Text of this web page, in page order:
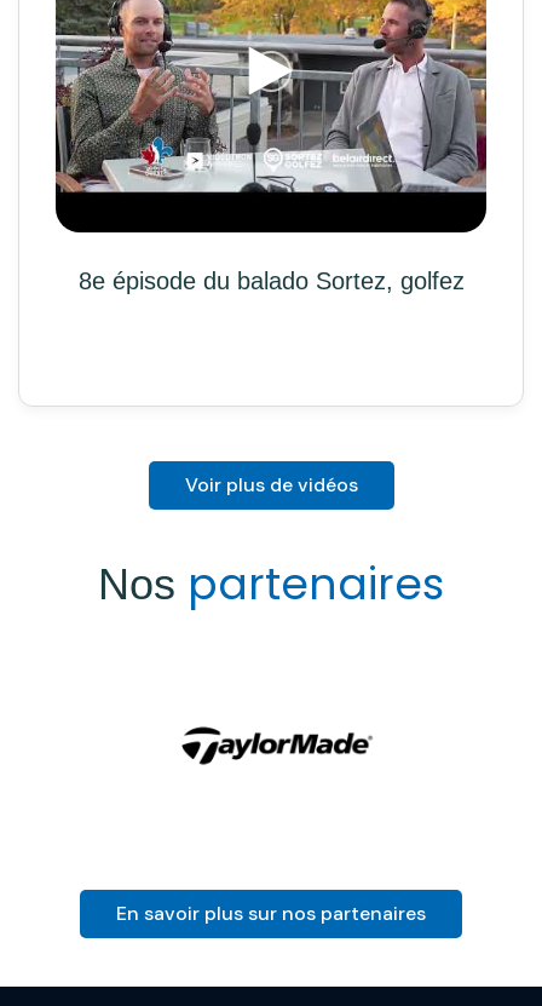
8e épisode du balado Sortez, golfez
Voir plus de vidéos
Nos partenaires
En savoir plus sur nos partenaires